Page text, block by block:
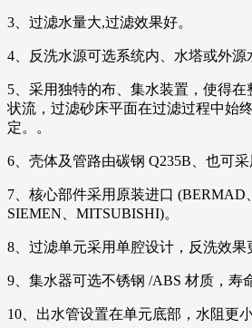
3、过滤水量大,过滤效果好。
4、反洗水源可选系统内、水塔或外源
5、采用独特的布、集水装置，使得
状流，过滤砂床平面在过滤过程中始
定。。
6、壳体及管路由碳钢 Q235B、也可采
7、核心部件采用原装进口 (BERMAD
SIEMEN、MITSUBISHI)。
8、过滤单元采用单腔设计，反洗效果
9、集水器可选不锈钢 /ABS 材质，寿
10、出水管设置在单元底部，水阻更